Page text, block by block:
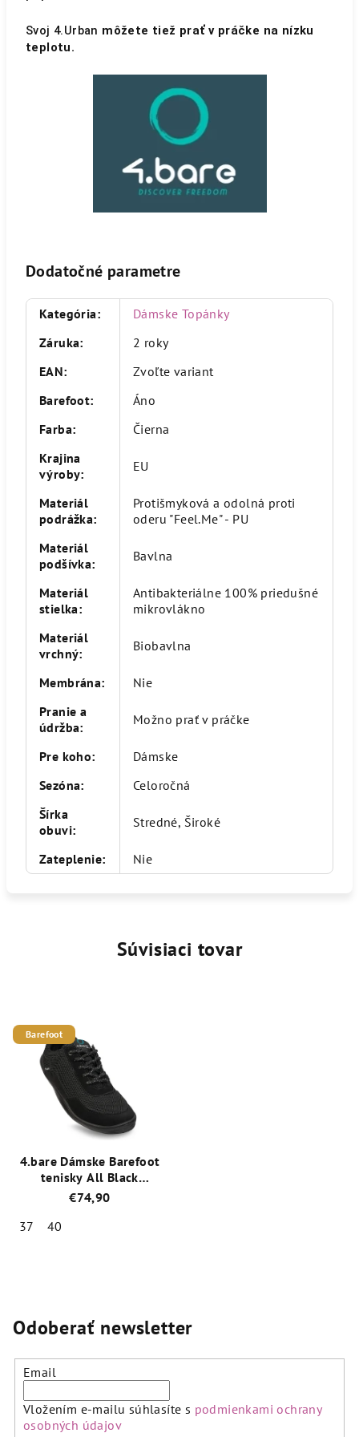
Svoj 4.Urban môžete tiež prať v práčke na nízku
teplotu.
Dodatočné parametre
Kategória:
Dámske Topánky
Záruka:
2 roky
EAN:
Zvoľte variant
Barefoot:
Áno
Farba:
Čierna
Krajina
výroby: EU
Materiál
podrážka:
Protišmyková a odolná proti
oderu "Feel.Me" - PU
Materiál
podšívka: Bavlna
Materiál
stielka:
Antibakteriálne 100% priedušné
mikrovlákno
Materiál
vrchný: Biobavlna
Membrána:
Nie
Pranie a
údržba: Možno prať v práčke
Pre koho:
Dámske
Sezóna:
Celoročná
Šírka
obuvi: Stredné, Široké
Zateplenie: Nie
Súvisiaci tovar
Barefoot
4.bare Dámske Barefoot
tenisky All Black
5B26/DL99
€74,90
37
40
5,0
z
Odoberať newsletter
Email
Vložením e-mailu súhlasíte s podmienkami ochrany
osobných údajov